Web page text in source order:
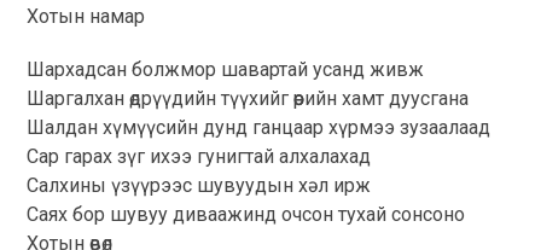
Хотын намар
Шархадсан болжмор шавартай усанд живж
Шаргалхан өдрүүдийн түүхийг өөрийн хамт дуусгана
Шалдан хүмүүсийн дунд ганцаар хүрмээ зузаалаад
Сар гарах зүг ихээ гунигтай алхалахад
Салхины үзүүрээс шувуудын хәл ирж
Саях бор шувуу диваажинд очсон тухай сонсоно
Хотын өвөл